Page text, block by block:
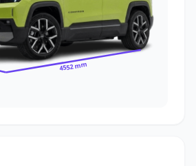
4552 mm